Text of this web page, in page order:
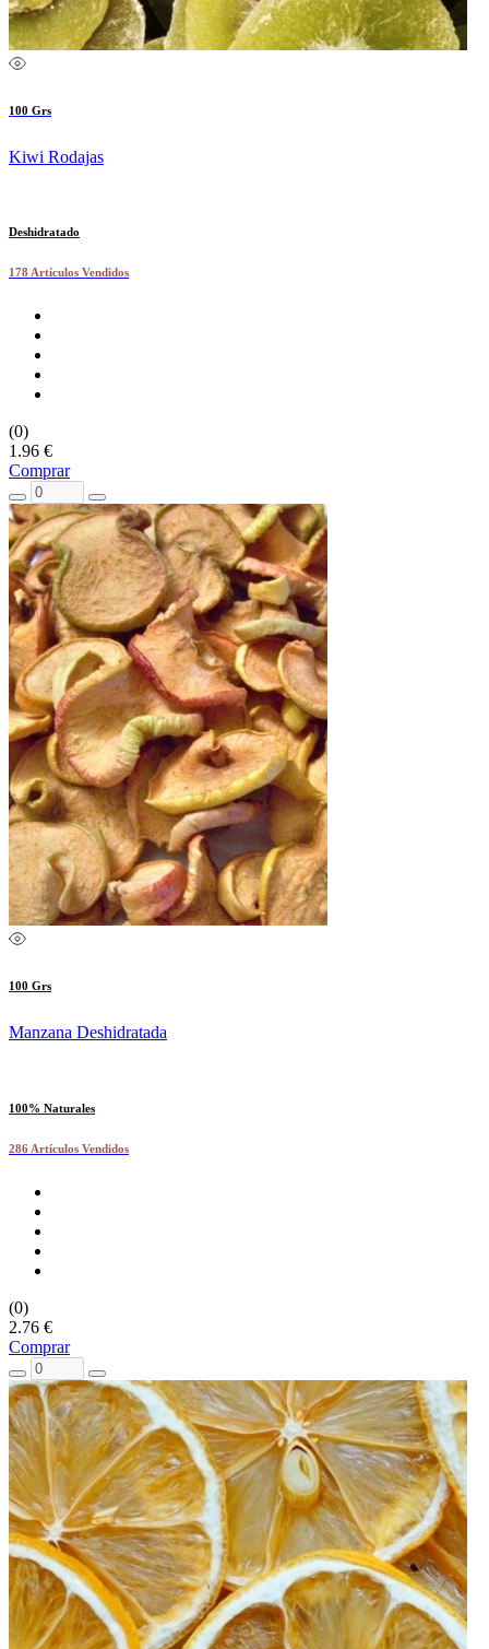
100 Grs
Kiwi Rodajas
Deshidratado
178 Artículos Vendidos
(0)
1.96 €
Comprar
100 Grs
Manzana Deshidratada
100% Naturales
286 Artículos Vendidos
(0)
2.76 €
Comprar